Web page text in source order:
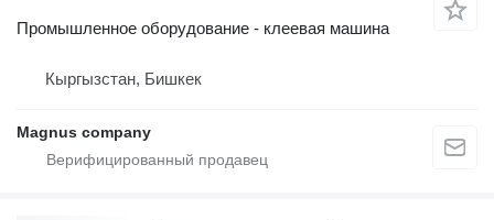
Промышленное оборудование - клеевая машина
Кыргызстан, Бишкек
Magnus company